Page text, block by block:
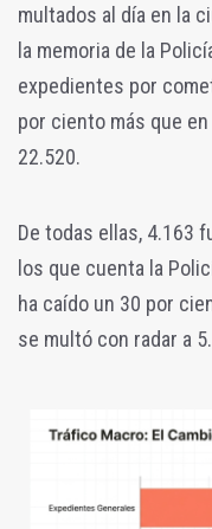
multados al día en la
la memoria de la
expedientes por
por ciento más que
22.520.
De todas ellas, 4.163
los que cuenta la
ha caído un 30 por
se multó con radar a